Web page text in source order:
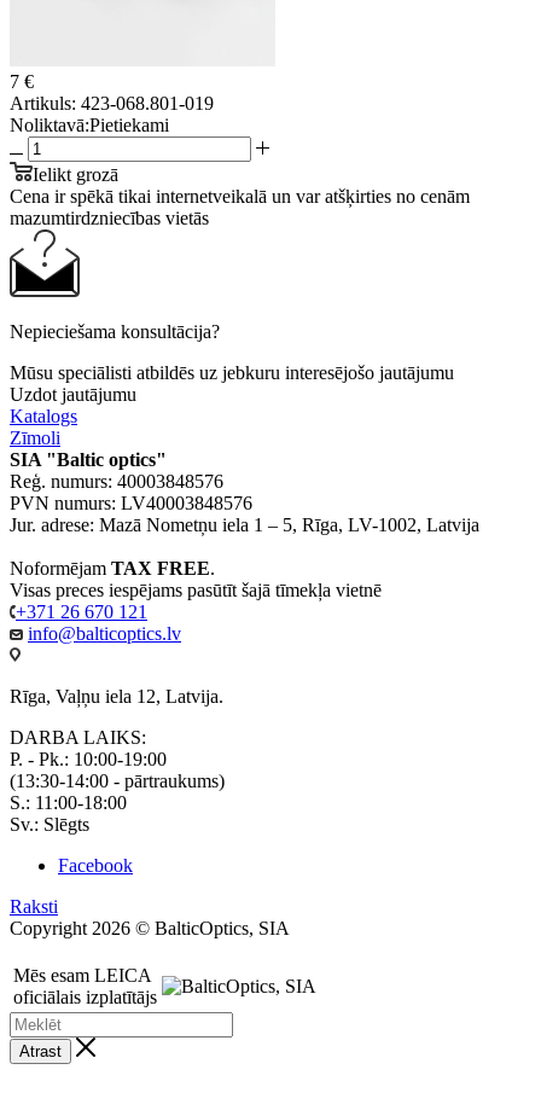
7 €
Artikuls: 423-068.801-019
Noliktavā:Pietiekami
Ielikt grozā
Cena ir spēkā tikai internetveikalā un var atšķirties no cenām
mazumtirdzniecības vietās
Nepieciešama konsultācija?
Mūsu speciālisti atbildēs uz jebkuru interesējošo jautājumu
Uzdot jautājumu
Katalogs
Zīmoli
SIA "Baltic optics"
Reģ. numurs: 40003848576
PVN numurs: LV40003848576
Jur. adrese: Mazā Nometņu iela 1 – 5, Rīga, LV-1002, Latvija
Noformējam TAX FREE.
Visas preces iespējams pasūtīt šajā tīmekļa vietnē
+371 26 670 121
info@balticoptics.lv
Rīga, Vaļņu iela 12, Latvija.
DARBA LAIKS:
P. - Pk.: 10:00-19:00
(13:30-14:00 - pārtraukums)
S.: 11:00-18:00
Sv.: Slēgts
Facebook
Raksti
Copyright 2026 © BalticOptics, SIA
Mēs esam LEICA
oficiālais izplatītājs
Atrast